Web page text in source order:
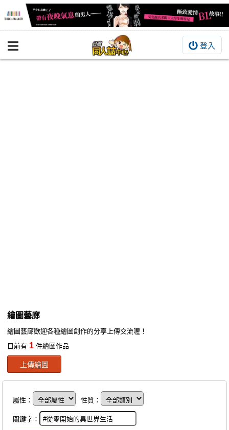
登入
BOOKY書集倉庫
攤位轉讓區
會員功能選單
會員中心
註冊會員
登入
繪圖藝廊
繪圖藝廊歡迎各種繪圖創作的分享上傳交流喔！
目前有 1 件繪圖作品
上傳繪圖
屬性： 性質：
關鍵字：